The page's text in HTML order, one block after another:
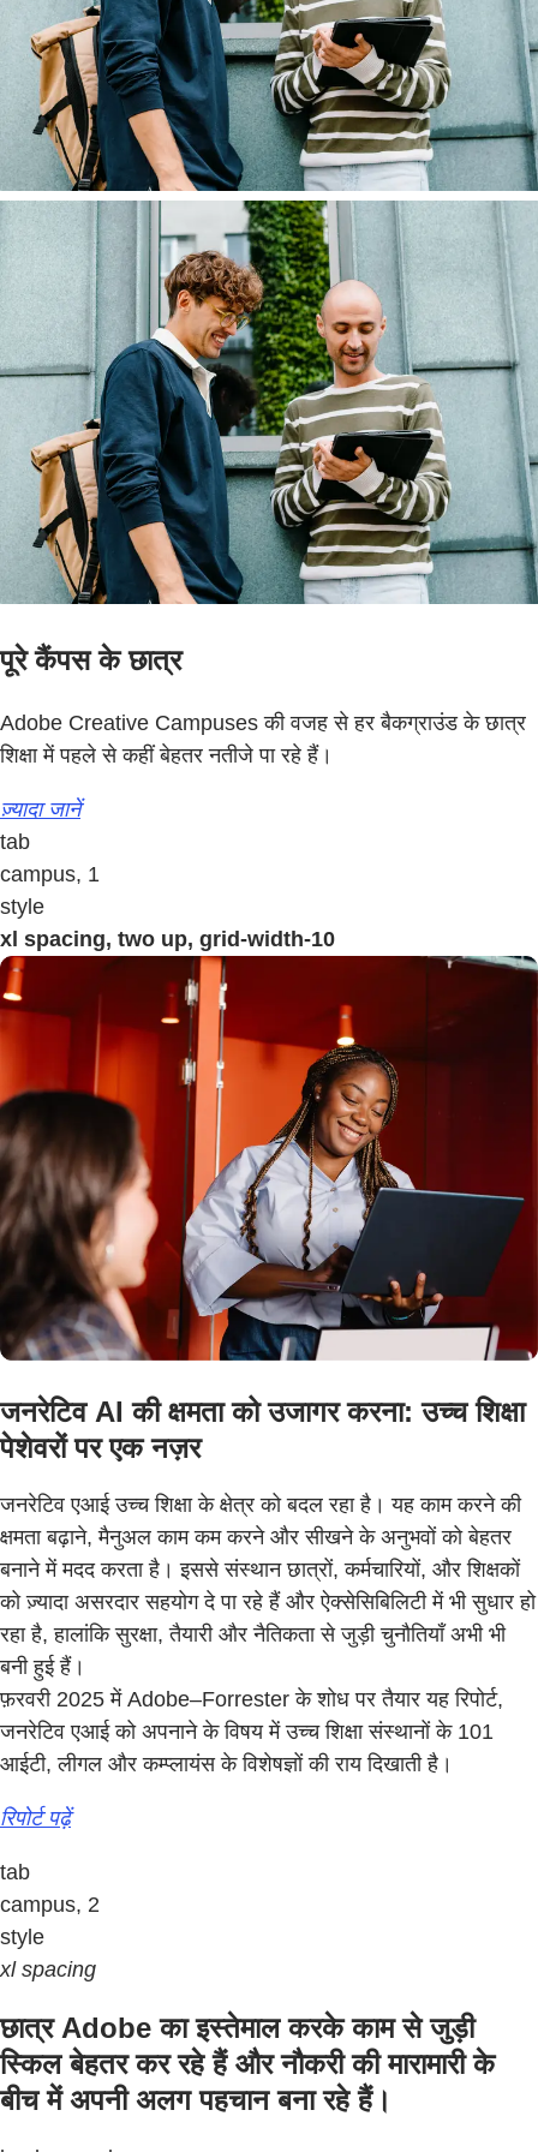
पूरे कैंपस के छात्र
Adobe Creative Campuses की वजह से हर बैकग्राउंड के छात्र
शिक्षा में पहले से कहीं बेहतर नतीजे पा रहे हैं।
ज़्यादा जानें
tab
campus, 1
style
xl spacing, two up, grid-width-10
जनरेटिव AI की क्षमता को उजागर करना: उच्च शिक्षा
पेशेवरों पर एक नज़र
जनरेटिव एआई उच्च शिक्षा के क्षेत्र को बदल रहा है। यह काम करने की
क्षमता बढ़ाने, मैनुअल काम कम करने और सीखने के अनुभवों को बेहतर
बनाने में मदद करता है। इससे संस्थान छात्रों, कर्मचारियों, और शिक्षकों
को ज़्यादा असरदार सहयोग दे पा रहे हैं और ऐक्सेसिबिलिटी में भी सुधार हो
रहा है, हालांकि सुरक्षा, तैयारी और नैतिकता से जुड़ी चुनौतियाँ अभी भी
बनी हुई हैं।
फ़रवरी 2025 में Adobe–Forrester के शोध पर तैयार यह रिपोर्ट,
जनरेटिव एआई को अपनाने के विषय में उच्च शिक्षा संस्थानों के 101
आईटी, लीगल और कम्प्लायंस के विशेषज्ञों की राय दिखाती है।
रिपोर्ट पढ़ें
tab
campus, 2
style
xl spacing
छात्र Adobe का इस्तेमाल करके काम से जुड़ी
स्किल बेहतर कर रहे हैं और नौकरी की मारामारी के
बीच में अपनी अलग पहचान बना रहे हैं।